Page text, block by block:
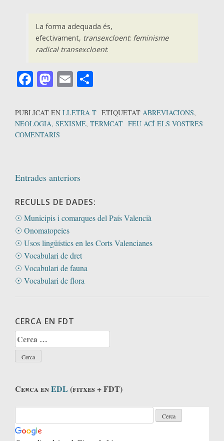
La forma adequada és,
efectivament, transexcloent: feminisme
radical transexcloent.
Facebook
Mastodon
Email
PUBLICAT EN LLETRA T ETIQUETAT ABREVIACIONS,
NEOLOGIA, SEXISME, TERMCAT FEU ACÍ ELS VOSTRES
COMENTARIS
Navegació
d'entrades
Entrades anteriors
RECULLS DE DADES:
☉ Municipis i comarques del País Valencià
☉ Onomatopeies
☉ Usos lingüístics en les Corts Valencianes
☉ Vocabulari de dret
☉ Vocabulari de fauna
☉ Vocabulari de flora
CERCA EN FDT
Cerca:
Cerca enEDL (fitxes + FDT)